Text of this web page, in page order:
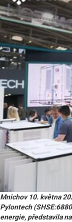
Mnichov 10. května
Pylontech
energie, představila